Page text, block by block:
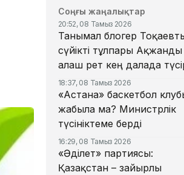
Соңғы жаңалықтар
20:52, 08 Тамыз 2026
Танымал блогер
сүйікті тұлпары Ақжанды
алғаш рет кең далада
18:37, 08 Тамыз 2026
«Астана» баскетбол
жабыла ма? Министрлік
түсініктеме берді
16:29, 08 Тамыз 2026
«Әділет» партиясы:
Қазақстан – зайырлы